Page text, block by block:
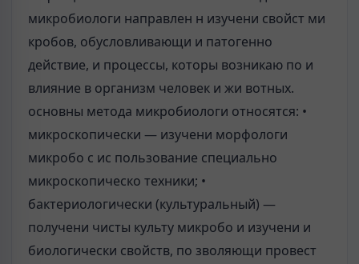
микробиологи направлен н изучени свойст ми
кробов, обусловливающи и патогенно
действие, и процессы, которы возникаю по и
влияние в организм человек и жи вотных.
основны метода микробиологи относятся: •
микроскопически — изучени морфологи
микробо с ис пользование специально
микроскопическо техники; •
бактериологически (культуральный) —
получени чисты культу микробо и изучени и
биологически свойств, по зволяющи провест